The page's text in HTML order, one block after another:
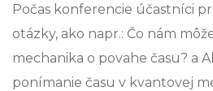
Počas konferencie účastníci
otázky, ako napr.: Čo nám
mechanika o povahe času? a
ponímanie času v kvantovej